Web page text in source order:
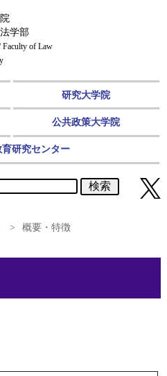
学部
Faculty of Law
研究大学院
公共政策大学院
研究センター
検索
概要・特徴